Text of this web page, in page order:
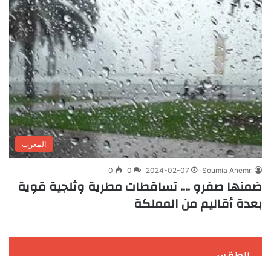
المغرب
Soumia Ahemri
2024-02-07
0
0
ضمنها صفرو …. تساقطات مطرية وثلجية قوية
بعدة أقاليم من المملكة